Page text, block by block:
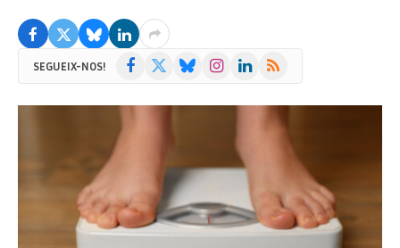
SEGUEIX-NOS! Facebook BlueskyInstagramLinkedIn
RSS